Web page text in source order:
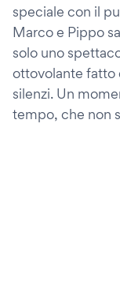
speciale con il
Marco e Pippo
solo uno
ottovolante fatto
silenzi. Un
tempo, che non